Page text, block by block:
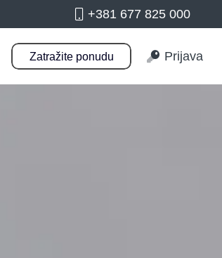
+381 677 825 000
Zatražite ponudu Prijava